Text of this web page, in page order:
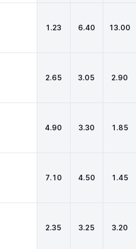
1.23 6.40 13.00
2.65 3.05 2.90
4.90 3.30 1.85
7.10 4.50 1.45
2.35 3.25 3.20